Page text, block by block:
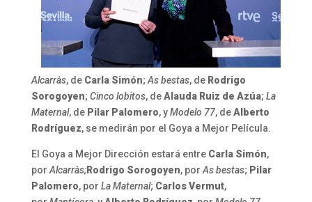
Alcarràs, de Carla Simón;As bestas, de Rodrigo
Sorogoyen; Cinco lobitos, deAlauda Ruiz de Azúa; La
Maternal, de Pilar Palomero, yModelo 77, deAlberto
Rodríguez, se medirán por el Goya a Mejor Película.
El Goya a Mejor Dirección estará entre Carla Simón,
porAlcarràs;Rodrigo Sorogoyen, porAs bestas; Pilar
Palomero, por La Maternal; Carlos Vermut,